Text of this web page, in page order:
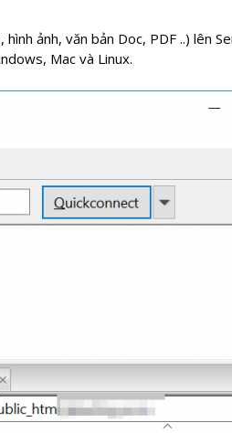
ảnh, văn bản Doc, PDF ..) lên
Mac và Linux.